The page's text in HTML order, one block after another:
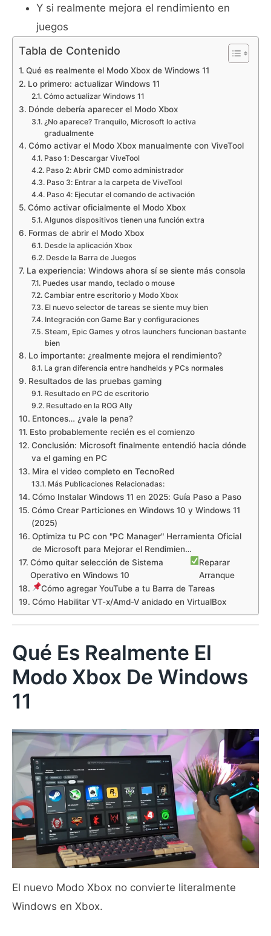
Y si realmente mejora el rendimiento en
juegos
Tabla de Contenido
Qué es realmente el Modo Xbox de Windows 11
Lo primero: actualizar Windows 11
Cómo actualizar Windows 11
Dónde debería aparecer el Modo Xbox
¿No aparece? Tranquilo, Microsoft lo activa
gradualmente
Cómo activar el Modo Xbox manualmente con ViveTool
Paso 1: Descargar ViveTool
Paso 2: Abrir CMD como administrador
Paso 3: Entrar a la carpeta de ViveTool
Paso 4: Ejecutar el comando de activación
Cómo activar oficialmente el Modo Xbox
Algunos dispositivos tienen una función extra
Formas de abrir el Modo Xbox
Desde la aplicación Xbox
Desde la Barra de Juegos
La experiencia: Windows ahora sí se siente más consola
Puedes usar mando, teclado o mouse
Cambiar entre escritorio y Modo Xbox
El nuevo selector de tareas se siente muy bien
Integración con Game Bar y configuraciones
Steam, Epic Games y otros launchers funcionan bastante
bien
Lo importante: ¿realmente mejora el rendimiento?
La gran diferencia entre handhelds y PCs normales
Resultados de las pruebas gaming
Resultado en PC de escritorio
Resultado en la ROG Ally
Entonces… ¿vale la pena?
Esto probablemente recién es el comienzo
Conclusión: Microsoft finalmente entendió hacia dónde
va el gaming en PC
Mira el video completo en TecnoRed
Más Publicaciones Relacionadas:
Cómo Instalar Windows 11 en 2025: Guía Paso a Paso
Cómo Crear Particiones en Windows 10 y Windows 11
(2025)
Optimiza tu PC con "PC Manager" Herramienta Oficial
de Microsoft para Mejorar el Rendimien…
Cómo quitar selección de Sistema
Operativo en Windows 10
Reparar
Arranque
Cómo agregar YouTube a tu Barra de Tareas
Cómo Habilitar VT-x/Amd-V anidado en VirtualBox
Qué Es Realmente El
Modo Xbox De Windows
11
El nuevo Modo Xbox no convierte literalmente
Windows en Xbox.